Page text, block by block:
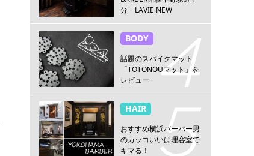
分「LAVIE NEW
野」
BODY
話題のスパイクマット
「TOTONOUマット」を
レビュー
HAIR
おすすめ横浜バーバー男
のカッコいいは理容室で
キマる！